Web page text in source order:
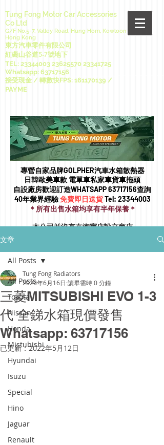
Tung Fong Motor Car Accessories
Co Ltd
G/F No.5-7, Valley Road, Hung Hom, Kowloon
Hong Kong
東方汽車零件有限公司
紅磡山谷道5-7號地下
TEL: 23344003 23625570 23341725
Whatsapp: 63717156
接受現金 / 轉數快FPS: 161170139 /
PAYME
專營自家品牌GOLPHER汽車水箱散熱器
日韓歐美車款 電單車私家車貨車拖頭​
自設廠房歡迎訂造WHATSAPP63717156查詢
40年業界經驗免費即日送貨Tel: 23344003
＊所有出售水箱均享有半年保養＊
本公司並沒有在淘寶店設立商店
文章
All Posts
Toyota
Nissan
Honda
Mistubishi
Hyundai
Isuzu
Special
Hino
Jaguar
Renault
All Posts
三菱MITSUBISHI EVO 1-3
代 全銻水箱現價發售
Whatsapp: 63717156
Tung Fong Radiators
2020年6月16日 讀畢需時 0 分鐘
已更新：2022年5月12日